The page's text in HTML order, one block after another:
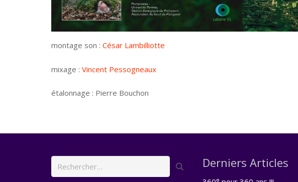
montage son : César Lambilliotte
mixage : Vincent Pessogneaux
étalonnage : Pierre Bouchon
Rechercher : Derniers Articles